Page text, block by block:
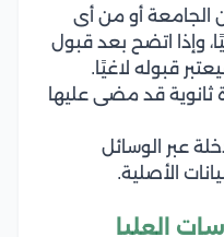
أو من أى
وإذا اتضح بعد قبول
قبوله لاغيًا.
ثانوية قد مضى عليها
عبر الوسائل
الأصلية.
العليا